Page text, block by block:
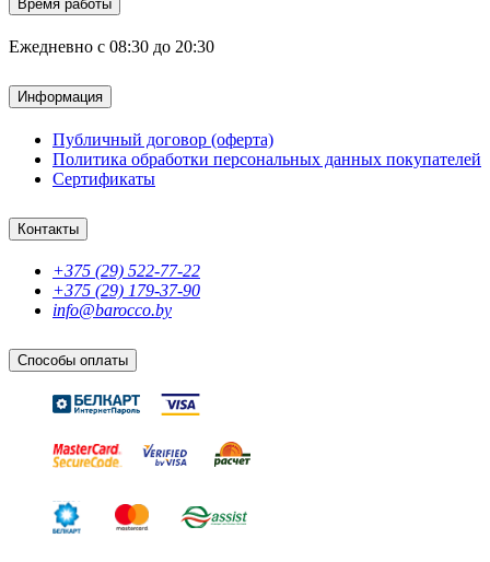
Время работы
Ежедневно с 08:30 до 20:30
Информация
Публичный договор (оферта)
Политика обработки персональных данных покупателей
Сертификаты
Контакты
+375 (29) 522-77-22
+375 (29) 179-37-90
info@barocco.by
Способы оплаты